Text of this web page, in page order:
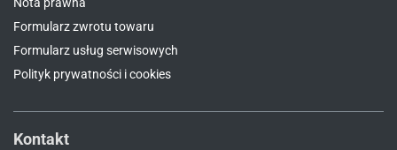
Formularz zwrotu towaru
Formularz usług serwisowych
Polityk prywatności i cookies
Kontakt